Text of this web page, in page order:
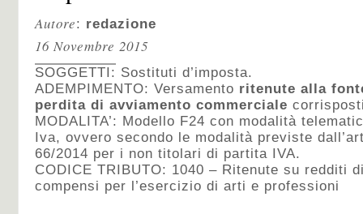
Autore: redazione
16 Novembre 2015
SOGGETTI: Sostituti d’imposta.
ADEMPIMENTO: Versamento ritenute alla
perdita di avviamento commerciale
MODALITA’: Modello F24 con modalità
Iva, ovvero secondo le modalità previste
66/2014 per i non titolari di partita IVA.
CODICE TRIBUTO: 1040 – Ritenute su redditi
compensi per l’esercizio di arti e professioni